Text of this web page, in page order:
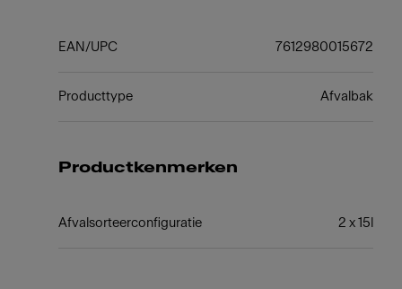
EAN/UPC 7612980015672
Producttype Afvalbak
Productkenmerken
Afvalsorteerconfiguratie 2 x 15l